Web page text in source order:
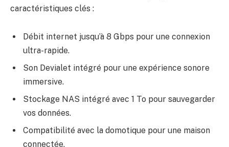
caractéristiques clés :
Débit internet jusqu’à 8 Gbps pour une connexion
ultra-rapide.
Son Devialet intégré pour une expérience sonore
immersive.
Stockage NAS intégré avec 1 To pour sauvegarder
vos données.
Compatibilité avec la domotique pour une maison
connectée.